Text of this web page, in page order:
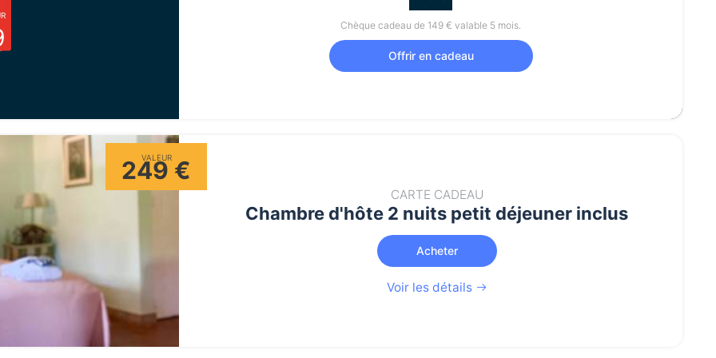
Chèque cadeau de 149 € valable 5 mois.
Offrir en cadeau
VALEUR
249 €
CARTE CADEAU
Chambre d'hôte 2 nuits petit déjeuner inclus
Acheter
Voir les détails